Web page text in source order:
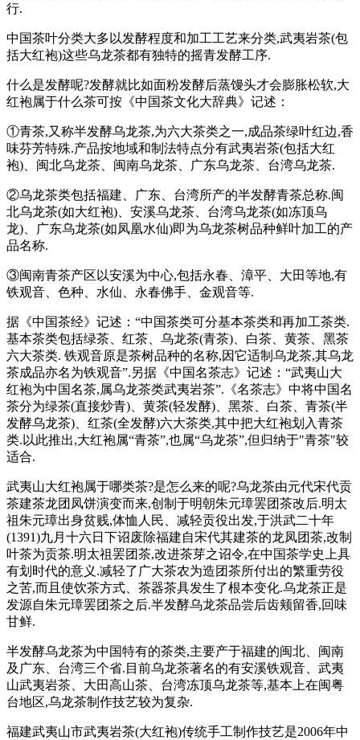
行.
中国茶叶分类大多以发酵程度和加工工艺来分类,武夷岩茶(包
括大红袍)这些乌龙茶都有独特的摇青发酵工序.
什么是发酵呢?发酵就比如面粉发酵后蒸馒头才会膨胀松软,大
红袍属于什么茶可按《中国茶文化大辞典》记述：
①青茶,又称半发酵乌龙茶,为六大茶类之一,成品茶绿叶红边,香
味芬芳特殊.产品按地域和制法特点分有武夷岩茶(包括大红
袍)、闽北乌龙茶、闽南乌龙茶、广东乌龙茶、台湾乌龙茶.
②乌龙茶类包括福建、广东、台湾所产的半发酵青茶总称.闽
北乌龙茶(如大红袍)、安溪乌龙茶、台湾乌龙茶(如冻顶乌
龙)、广东乌龙茶(如凤凰水仙)即为乌龙茶树品种鲜叶加工的产
品名称.
③闽南青茶产区以安溪为中心,包括永春、漳平、大田等地,有
铁观音、色种、水仙、永春佛手、金观音等.
据《中国茶经》记述：“中国茶类可分基本茶类和再加工茶类.
基本茶类包括绿茶、红茶、乌龙茶(青茶)、白茶、黄茶、黑茶
六大茶类. 铁观音原是茶树品种的名称,因它适制乌龙茶,其乌龙
茶成品亦名为铁观音”.另据《中国名茶志》记述：“武夷山大
红袍为中国名茶,属乌龙茶类武夷岩茶”.《名茶志》中将中国名
茶分为绿茶(直接炒青)、黄茶(轻发酵)、黑茶、白茶、青茶(半
发酵乌龙茶)、红茶(全发酵)六大茶类,其中把大红袍划入青茶
类.以此推出,大红袍属“青茶”,也属“乌龙茶”,但归纳于"青茶"较
适合.
武夷山大红袍属于哪类茶?是怎么来的呢?乌龙茶由元代宋代贡
茶建茶龙团凤饼演变而来,创制于明朝朱元璋罢团茶改后.明太
祖朱元璋出身贫贱,体恤人民、减轻贡役出发,于洪武二十年
(1391)九月十六日下诏废除福建自宋代其建茶的龙凤团茶,改制
叶茶为贡茶.明太祖罢团茶,改进茶芽之诏令,在中国茶学史上具
有划时代的意义.减轻了广大茶农为造团茶所付出的繁重劳役
之苦,而且使饮茶方式、茶器茶具发生了根本变化.乌龙茶正是
发源自朱元璋罢团茶之后.半发酵乌龙茶品尝后齿颊留香,回味
甘鲜.
半发酵乌龙茶为中国特有的茶类,主要产于福建的闽北、闽南
及广东、台湾三个省.目前乌龙茶著名的有安溪铁观音、武夷
山武夷岩茶、大田高山茶、台湾冻顶乌龙茶等,基本上在闽粤
台地区,乌龙茶制作技艺较为复杂.
福建武夷山市武夷岩茶(大红袍)传统手工制作技艺是2006年中